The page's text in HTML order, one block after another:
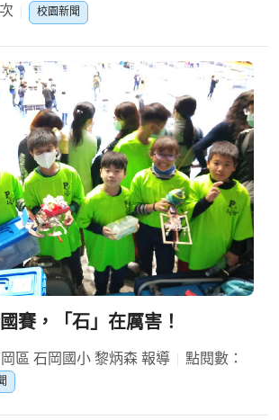
校園新聞
賽，「石」在厲害！
區 石岡國小 黎炳森 報導
點閱數：